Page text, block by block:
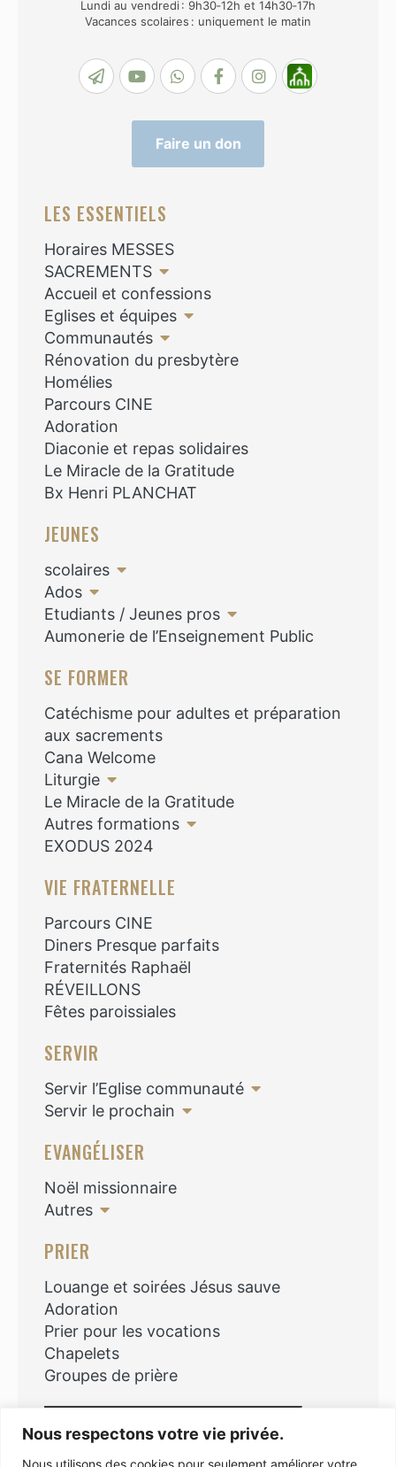
Nous respectons votre vie privée.
Nous utilisons des cookies pour seulement améliorer votre
Lundi au vendredi : 9h30‑12h et 14h30‑17h
Vacances scolaires : uniquement le matin
Faire un don
LES ESSENTIELS
Horaires MESSES
SACREMENTS
Accueil et confessions
Eglises et équipes
Communautés
Rénovation du presbytère
Homélies
Parcours CINE
Adoration
Diaconie et repas solidaires
Le Miracle de la Gratitude
Bx Henri PLANCHAT
JEUNES
scolaires
Ados
Etudiants / Jeunes pros
Aumonerie de l’Enseignement Public
SE FORMER
Catéchisme pour adultes et préparation
aux sacrements
Cana Welcome
Liturgie
Le Miracle de la Gratitude
Autres formations
EXODUS 2024
VIE FRATERNELLE
Parcours CINE
Diners Presque parfaits
Fraternités Raphaël
RÉVEILLONS
Fêtes paroissiales
SERVIR
Servir l’Eglise communauté
Servir le prochain
EVANGÉLISER
Noël missionnaire
Autres
PRIER
Louange et soirées Jésus sauve
Adoration
Prier pour les vocations
Chapelets
Groupes de prière